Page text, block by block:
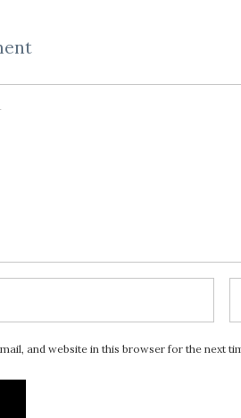
and website in this browser for the next